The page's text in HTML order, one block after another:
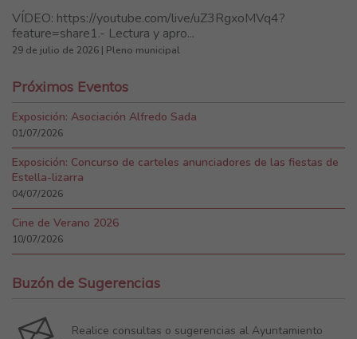
VÍDEO: https://youtube.com/live/uZ3RgxoMVq4?
feature=share1.- Lectura y apro...
29 de julio de 2026 | Pleno municipal
Próximos Eventos
Exposición: Asociación Alfredo Sada
01/07/2026
Exposición: Concurso de carteles anunciadores de las fiestas de
Estella-lizarra
04/07/2026
Cine de Verano 2026
10/07/2026
Buzón de Sugerencias
Realice consultas o sugerencias al Ayuntamiento